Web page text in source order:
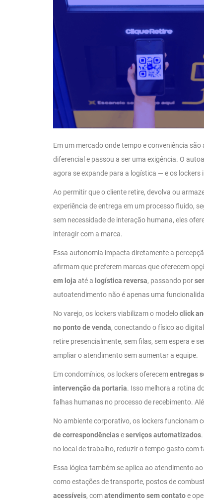
Em um mercado onde tempo e conveniência
diferencial e passou a ser uma exigência. O
agora se expande para a logística — e os
Ao permitir que o cliente retire, devolva ou
experiência de entrega em um processo fluido,
sem necessidade de interação humana, eles
interagir com a marca.
Essa autonomia impacta diretamente a
afirmam que preferem marcas que oferecem
em loja até a logística reversa, passando por
autoatendimento não é apenas uma
No varejo, os lockers viabilizam o modeloclick
no ponto de venda, conectando o físico ao
retire presencialmente, sem filas, sem espera e
ampliar o atendimento sem aumentar a equipe.
Em condomínios, os lockers oferecementregas
intervenção da portaria. Isso melhora a rotina
falhas humanas no processo de recebimento.
No ambiente corporativo, os lockers funcionam
de correspondênciaseserviços automatizados
no local de trabalho, reduzir o tempo gasto com
Essa lógica também se aplica ao atendimento
como estações de transporte, postos de
acessíveis, comatendimento sem contatoe